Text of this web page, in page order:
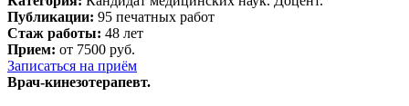
Публикации: 95 печатных работ
Стаж работы: 48 лет
Прием: от 7500 руб.
Записаться на приём
Врач-кинезотерапевт.